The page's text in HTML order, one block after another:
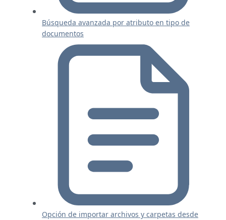
Búsqueda avanzada por atributo en tipo de
documentos
Opción de importar archivos y carpetas desde